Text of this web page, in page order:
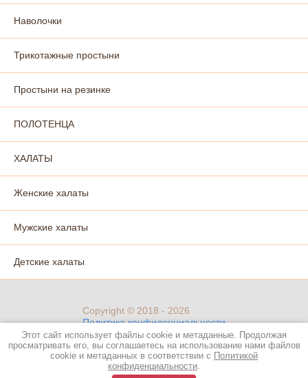
Наволочки
Трикотажные простыни
Простыни на резинке
ПОЛОТЕНЦА
ХАЛАТЫ
Женские халаты
Мужские халаты
Детские халаты
Copyright © 2018 - 2026
Политика конфиденциальности
создание интернет-магазина
Этот сайт использует файлы cookie и метаданные. Продолжая
просматривать его, вы соглашаетесь на использование нами файлов
cookie и метаданных в соответствии с Политикой
конфиденциальности.